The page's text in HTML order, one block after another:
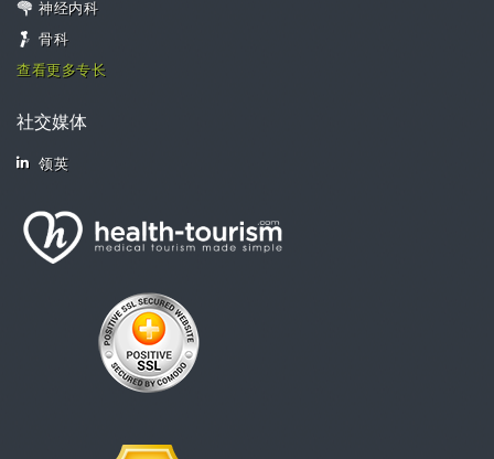
神经内科
骨科
查看更多专长
社交媒体
领英